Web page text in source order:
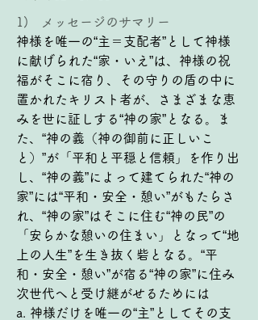
1)   メッセージのサマリー
神様を唯一の“主＝支配者”として神様
に献げられた“家・いえ”は、神様の祝
福がそこに宿り、その守りの盾の中に
置かれたキリスト者が、さまざまな恵
みを世に証しする“神の家”となる。ま
た、“神の義（神の御前に正しいこ
と）”が「平和と平穏と信頼」を作り出
し、“神の義”によって建てられた“神の
家”には“平和・安全・憩い”がもたらさ
れ、“神の家”はそこに住む“神の民”の
「安らかな憩いの住まい」となって“地
上の人生”を生き抜く砦となる。“平
和・安全・憩い”が宿る“神の家”に住み
次世代へと受け継がせるためには
a. 神様だけを唯一の“主”としてその支